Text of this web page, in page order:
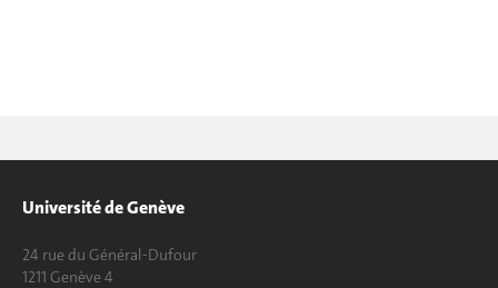
Université de Genève
24 rue du Général-Dufour
1211 Genève 4